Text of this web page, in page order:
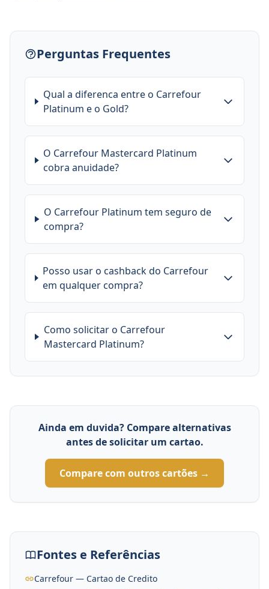
Perguntas Frequentes
Qual a diferenca entre o Carrefour
Platinum e o Gold?
O Carrefour Mastercard Platinum
cobra anuidade?
O Carrefour Platinum tem seguro de
compra?
Posso usar o cashback do Carrefour
em qualquer compra?
Como solicitar o Carrefour
Mastercard Platinum?
Ainda em duvida? Compare alternativas
antes de solicitar um cartao.
Compare com outros cartões →
Fontes e Referências
Carrefour — Cartao de Credito